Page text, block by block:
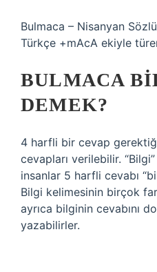
Bulmaca – Nisanyan
Türkçe +mAcA ekiyle
BULMACA
DEMEK?
4 harfli bir cevap
cevapları verilebilir.
insanlar 5 harfli cevabı
Bilgi kelimesinin birçok
ayrıca bilginin cevabını
yazabilirler.